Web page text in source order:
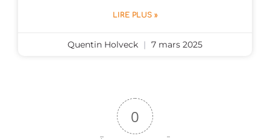
LIRE PLUS »
Quentin Holveck 7 mars 2025
0